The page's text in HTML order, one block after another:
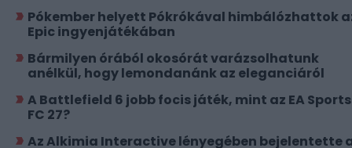
Pókember helyett Pókrókával himbálózhattok
Epic ingyenjátékában
Bármilyen órából okosórát varázsolhatunk
anélkül, hogy lemondanánk az eleganciáról
A Battlefield 6 jobb focis játék, mint az EA Sports
FC 27?
Az Alkimia Interactive lényegében bejelentette